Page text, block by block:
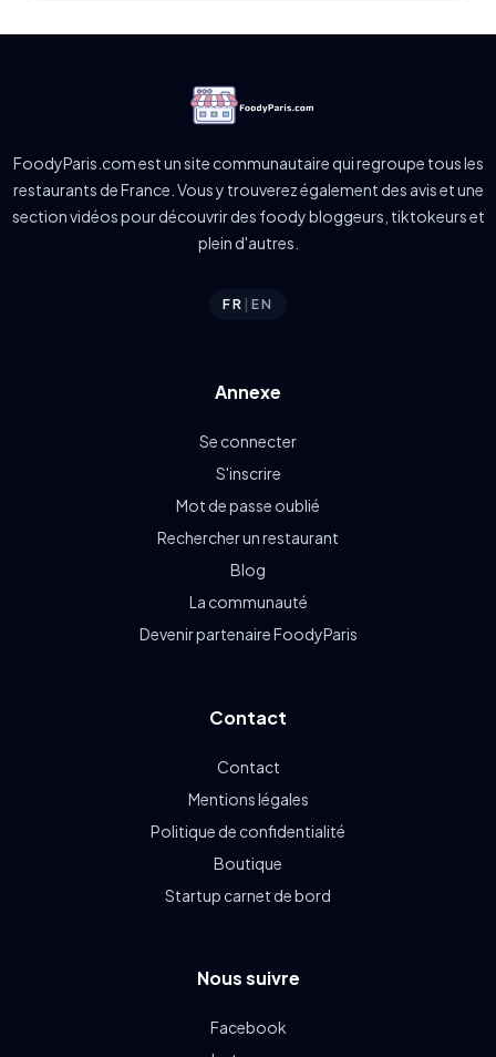
FoodyParis.com est un site communautaire qui regroupe tous les
restaurants de France. Vous y trouverez également des avis et une
section vidéos pour découvrir des foody bloggeurs, tiktokeurs et
plein d'autres.
FR |EN
Annexe
Se connecter
S'inscrire
Mot de passe oublié
Rechercher un restaurant
Blog
La communauté
Devenir partenaire FoodyParis
Contact
Contact
Mentions légales
Politique de confidentialité
Boutique
Startup carnet de bord
Nous suivre
Facebook